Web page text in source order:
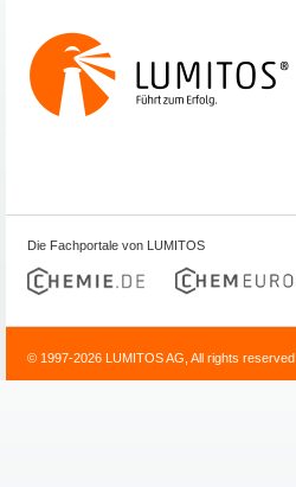
Die Fachportale von LUMITOS
© 1997-2026 LUMITOS AG, All rights reserved